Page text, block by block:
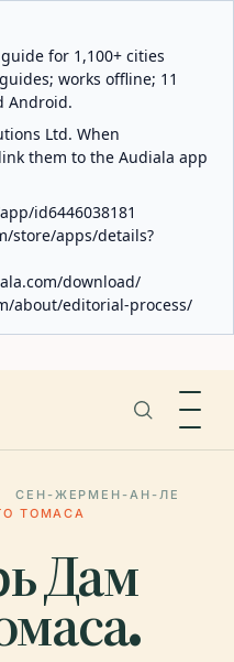
for 1,100+ cities
works offline; 11
Android.
Ltd. When
them to the Audiala app
id6446038181
store/apps/details?
download/
about/editorial-process/
СЕН-ЖЕРМЕН-АН-ЛЕ
ТОМАСА
Дам